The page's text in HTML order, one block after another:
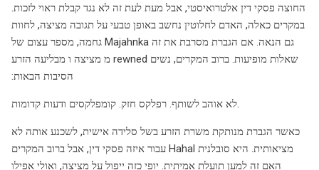
החוצה פסקי דין אלטרואיסטי, אבל מעת לעת זה לא נגד קבלת ראוי לזכות.
במקרים כאלה, האדם לחלוטין נחשב באופן טבעי על תגובה מציצה, לחוות
גם הנאה. אם הגברת מסרבת את זה Majahnka גחמה, מספר עצום של
שאלות מופיעות. ברוב המקרים, נשים rewned מ מציצה ו מבליעה הזרע
הסיבות הבאות:
לא אוהב לשותף. רפלקס חזק. קומפלקסים ודעות קדומות.
כאשר הגברת מנותקת משרת הזרע בשל סלידה אישית, לשכנע אותה לא
מציאותית. היא סובלנית Hahal עבור איזה פסקי דין, אבל ברוב המקרים
האם זה למען תועלת אמיתית. יופי כזה ייפול על מציצה, ואולי אפילו